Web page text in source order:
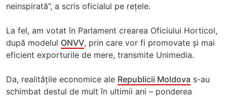
neinspirată”, a scris oficialul pe rețele.
La fel, am votat în Parlament crearea Oficiului Horticol,
după modelul ONVV, prin care vor fi promovate și mai
eficient exporturile de mere, transmite Unimedia.
Da, realitățile economice ale Republicii Moldova s-au
schimbat destul de mult în ultimii ani – ponderea